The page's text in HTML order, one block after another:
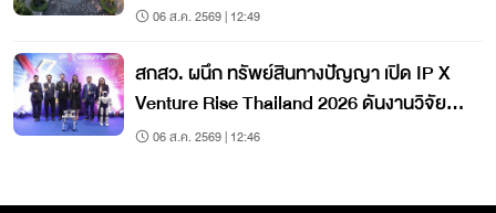
06 ส.ค. 2569 | 12:49
สกสว. ผนึก ทรัพย์สินทางปัญญา เปิด IP X
Venture Rise Thailand 2026 ดันงานวิจัยสู่
ตลาด
06 ส.ค. 2569 | 12:46